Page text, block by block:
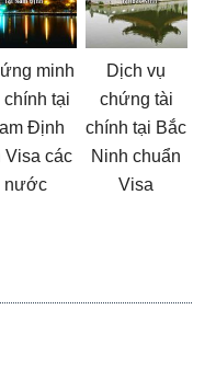
minh
chính tại
Định
Visa các
nước
Dịch vụ
chứng tài
chính tại Bắc
Ninh chuẩn
Visa